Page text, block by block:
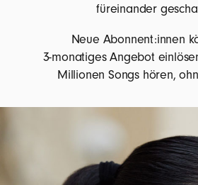
füreinander
Neue Abonnent:innen
3-monatiges Angebot
Millionen Songs hören,